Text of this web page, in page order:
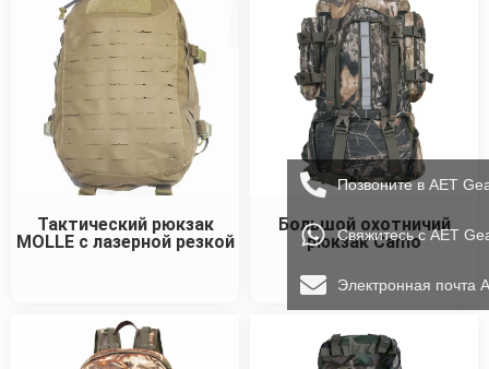
Тактический рюкзак
MOLLE с лазерной резкой
Большой охотничий
рюкзак Camo
Позвоните в AET
Свяжитесь с AET
Электронная почта